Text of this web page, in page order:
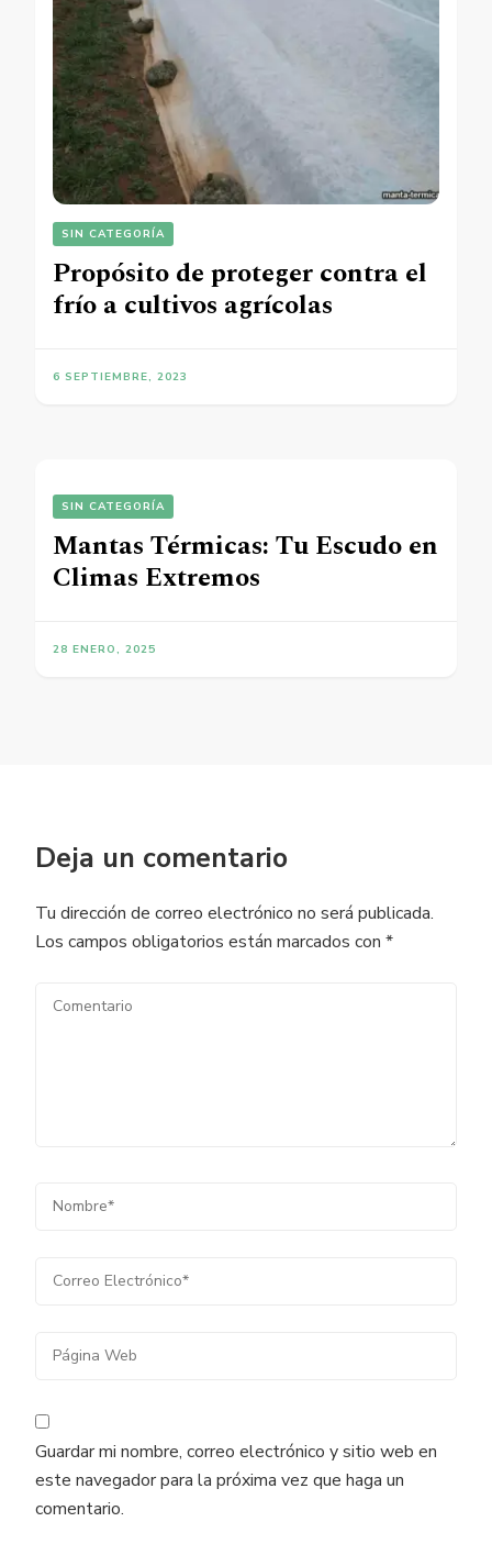
SIN CATEGORÍA
Propósito de proteger contra el
frío a cultivos agrícolas
6 SEPTIEMBRE, 2023
SIN CATEGORÍA
Mantas Térmicas: Tu Escudo en
Climas Extremos
28 ENERO, 2025
Deja un comentario
Tu dirección de correo electrónico no será publicada.
Los campos obligatorios están marcados con *
Guardar mi nombre, correo electrónico y sitio web en
este navegador para la próxima vez que haga un
comentario.